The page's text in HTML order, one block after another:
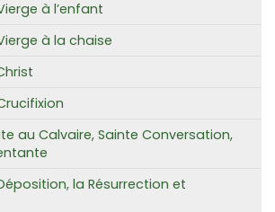
à l’enfant
à la chaise
au Calvaire, Sainte Conversation,
la Résurrection et